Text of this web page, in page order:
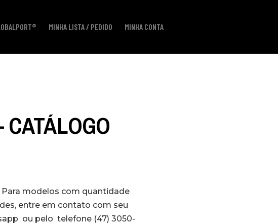
MINHA LISTA / PEDIDO MINHA CONTA
CATÁLOGO
Para modelos com quantidade
entre em contato com seu
ou pelo telefone (47) 3050-